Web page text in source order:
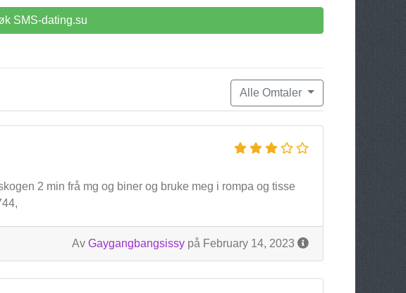
SMS-dating.su
Alle Omtaler
2 min frå mg og biner og bruke meg i rompa og tisse
Av Gaygangbangsissy på February 14, 2023